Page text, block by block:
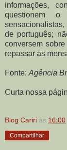
informações,
questionem o
de português;
conversem
repassar as
Fonte: Agência
Curta nossa
Blog Cariri às 16:00
Compartilhar